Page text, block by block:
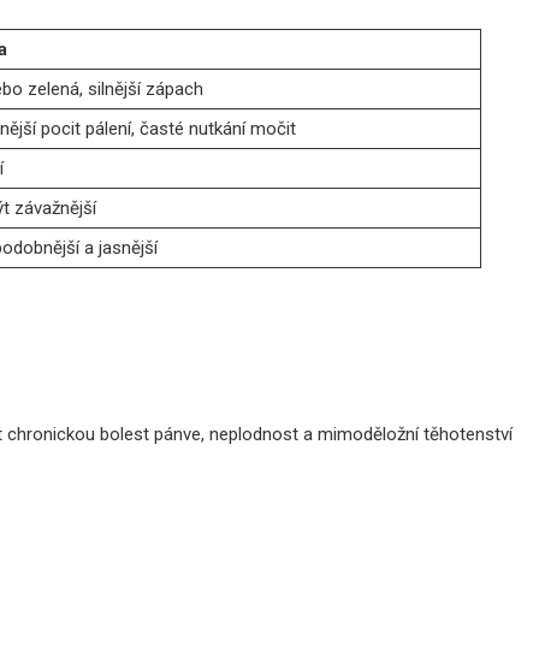
zelená, silnější zápach
pocit pálení, časté nutkání močit
závažnější
a jasnější
bolest pánve, neplodnost a mimoděložní těhotenství